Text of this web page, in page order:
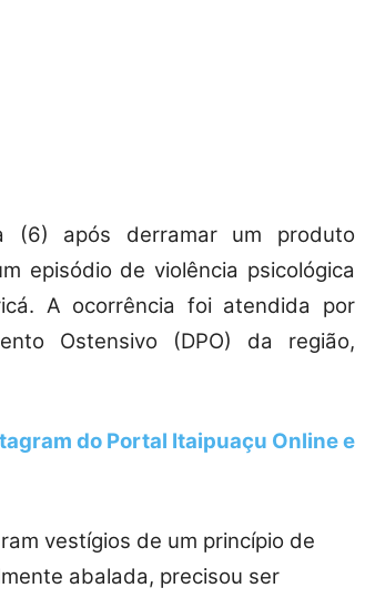
(6) após derramar um produto
episódio de violência psicológica
A ocorrência foi atendida por
Ostensivo (DPO) da região,
do Portal Itaipuaçu Onlinee
vestígios de um princípio de
abalada, precisou ser